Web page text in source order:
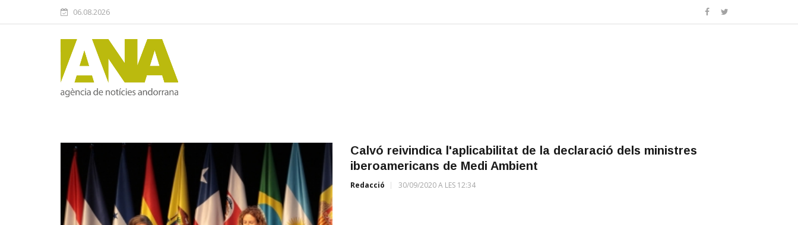
06.08.2026
Calvó reivindica l'aplicabilitat de la declaració dels ministres
iberoamericans de Medi Ambient
Redacció 30/09/2020 A LES 12:34